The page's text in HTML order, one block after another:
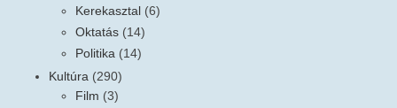
Kerekasztal (6)
Oktatás (14)
Politika (14)
Kultúra (290)
Film (3)